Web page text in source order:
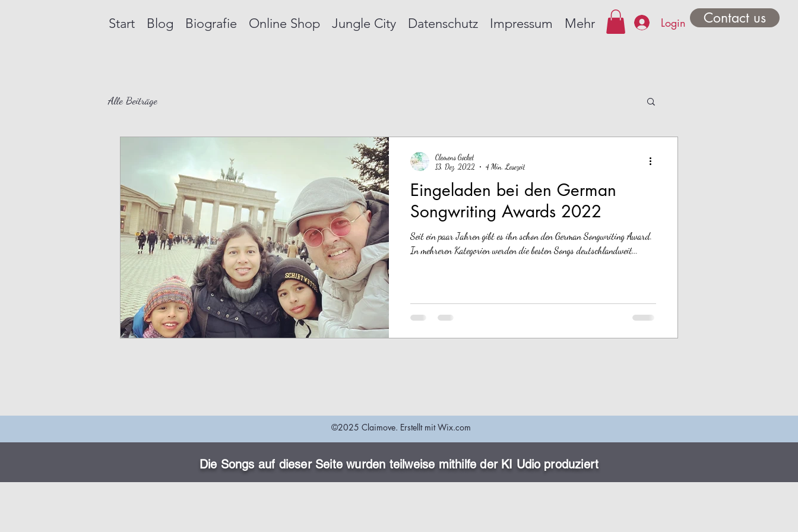
Start Blog Biografie Online Shop Jungle City Datenschutz Impressum Mehr Login Contact us
Alle Beiträge
Eingeladen bei den German
Songwriting Awards 2022
Seit ein paar Jahren gibt es ihn schon den German Songwriting Award.
In mehreren Kategorien werden die besten Songs deutschlandweit...
Clemens Gockel
13. Dez. 2022
4 Min. Lesezeit
©2025 Claimove. Erstellt mit Wix.com
Die Songs auf dieser Seite wurden teilweise mithilfe der KI Udio produziert